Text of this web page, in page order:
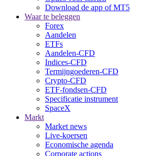
Download de app of MT5
Waar te beleggen
Forex
Aandelen
ETFs
Aandelen-CFD
Indices-CFD
Termijngoederen-CFD
Crypto-CFD
ETF-fondsen-CFD
Specificatie instrument
SpaceX
Markt
Market news
Live-koersen
Economische agenda
Corporate actions